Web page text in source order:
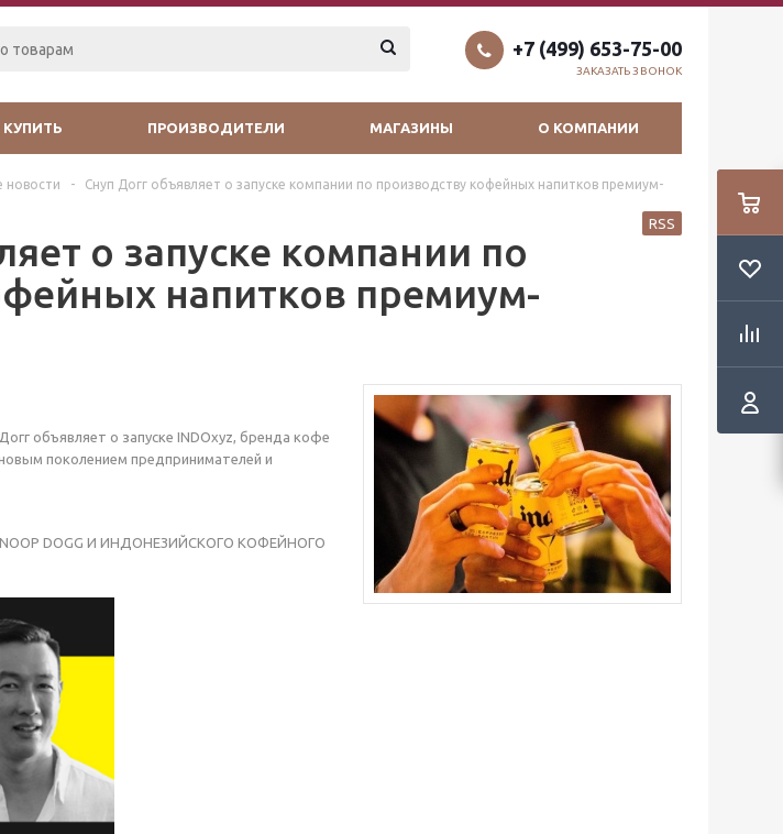
+7 (499) 653-75-00
ЗАКАЗАТЬ ЗВОНОК
КУПИТЬ ПРОИЗВОДИТЕЛИ МАГАЗИНЫ О КОМПАНИИ
новости -
Снуп Догг объявляет о запуске компании по производству кофейных напитков премиум-
о запуске компании по
напитков премиум-
RSS
объявляет о запуске INDOxyz, бренда кофе
поколением предпринимателей и
DOGG И ИНДОНЕЗИЙСКОГО КОФЕЙНОГО